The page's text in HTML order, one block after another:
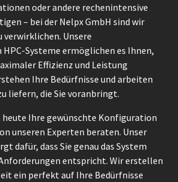
oder andere rechenintensive
– bei der Nelpx GmbH sind wir
verwirklichen. Unsere
Systeme ermöglichen es Ihnen,
Effizienz und Leistung
Ihre Bedürfnisse und arbeiten
liefern, die Sie voranbringt.
heute Ihre gewünschte Konfiguration
unseren Experten beraten. Unser
dafür, dass Sie genau das System
entspricht. Wir erstellen
ein perfekt auf Ihre Bedürfnisse